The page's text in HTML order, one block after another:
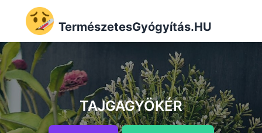
TermészetesGyógyítás.HU
TAJGAGYÖKÉR